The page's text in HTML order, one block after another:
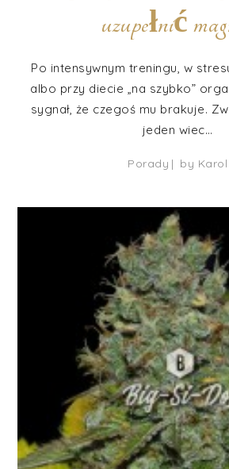
uzupełnić
Po intensywnym treningu, w
albo przy diecie „na szybko”
sygnał, że czegoś mu brakuje.
jeden wiec…
Porady by Karol